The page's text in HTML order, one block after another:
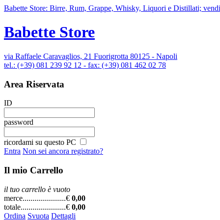
Babette Store: Birre, Rum, Grappe, Whisky, Liquori e Distillati;
Babette Store
via Raffaele Caravaglios, 21 Fuorigrotta 80125 - Napoli
tel.: (+39) 081 239 92 12 - fax: (+39) 081 462 02 78
Area Riservata
ID
password
ricordami su questo PC
Entra Non sei ancora registrato?
Il mio Carrello
il tuo carrello è vuoto
merce......................€ 0,00
totale.......................€ 0,00
Ordina Svuota Dettagli